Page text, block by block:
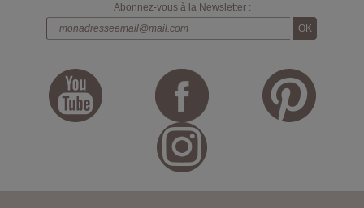
Abonnez-vous à la Newsletter :